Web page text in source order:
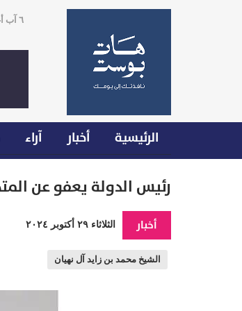
٦ آب أغسطس ٢٠٢٦ ٢٠:٥٣
الرئيسية أخبار آراء
رئيس الدولة يعفو عن
أخبار الثلاثاء ٢٩ أكتوبر ٢٠٢٤
الشيخ محمد بن زايد آل نهيان